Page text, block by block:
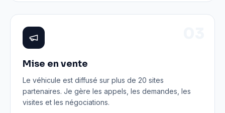
Mise en vente
Le véhicule est diffusé sur plus de 20 sites
partenaires. Je gère les appels, les demandes, les
visites et les négociations.